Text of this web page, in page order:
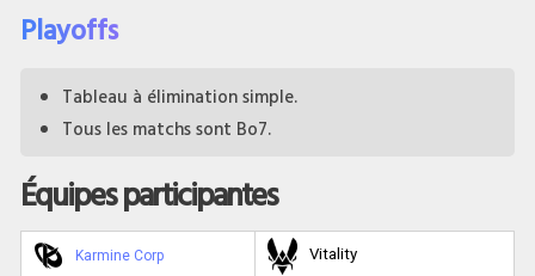
Playoffs
Tableau à élimination simple.
Tous les matchs sont Bo7.
Équipes participantes
Karmine Corp Vitality